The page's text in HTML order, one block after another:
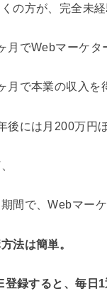
の方が、完全未経
月でWebマーケ
月で本業の収入を
後には月200万円
間で、Webマー
法は簡単。
登録すると、毎日1